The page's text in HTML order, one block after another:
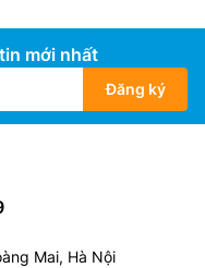
mới nhất
Đăng ký
Mai, Hà Nội